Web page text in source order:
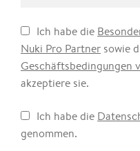
Ich habe die
Nuki Pro Partner sowie
Geschäftsbedingungen
akzeptiere sie.
Ich habe die
genommen.